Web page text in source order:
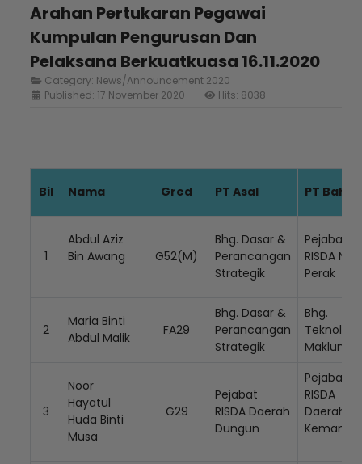
Arahan Pertukaran Pegawai
Kumpulan Pengurusan Dan
Pelaksana Berkuatkuasa 16.11.2020
Category: News/Announcement 2020
Published: 17 November 2020
Hits: 8038
Bil Nama Gred PT Asal PT
1
Abdul Aziz
Bin Awang
G52(M)
Bhg. Dasar &
Perancangan
Strategik
Pejabat
RISDA
Perak
2
Maria Binti
Abdul Malik
FA29
Bhg. Dasar &
Perancangan
Strategik
Bhg.
Teknologi
Maklumat
3
Noor
Hayatul
Huda Binti
Musa
G29
Pejabat
RISDA Daerah
Dungun
Pejabat
RISDA
Daerah